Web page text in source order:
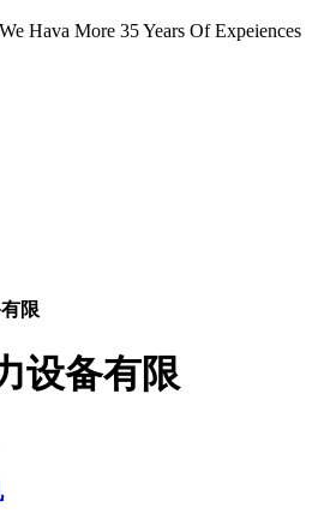
We Hava More 35 Years Of Expeiences
限
设备有限